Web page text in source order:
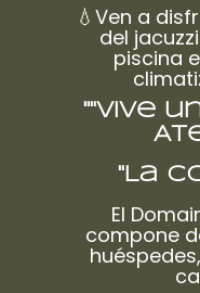
💧Ven a
del
piscina
""Vive
"La
El
compone